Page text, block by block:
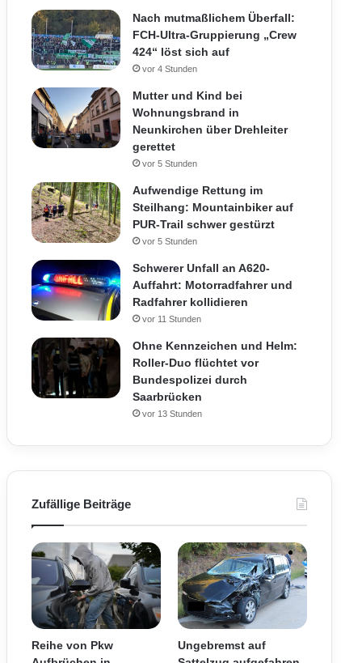
Nach mutmaßlichem Überfall:
FCH-Ultra-Gruppierung „Crew
424“ löst sich auf
vor 4 Stunden
Mutter und Kind bei
Wohnungsbrand in
Neunkirchen über Drehleiter
gerettet
vor 5 Stunden
Aufwendige Rettung im
Steilhang: Mountainbiker auf
PUR-Trail schwer gestürzt
vor 5 Stunden
Schwerer Unfall an A620-
Auffahrt: Motorradfahrer und
Radfahrer kollidieren
vor 11 Stunden
Ohne Kennzeichen und Helm:
Roller-Duo flüchtet vor
Bundespolizei durch
Saarbrücken
vor 13 Stunden
Zufällige Beiträge
Reihe von Pkw
Ungebremst auf